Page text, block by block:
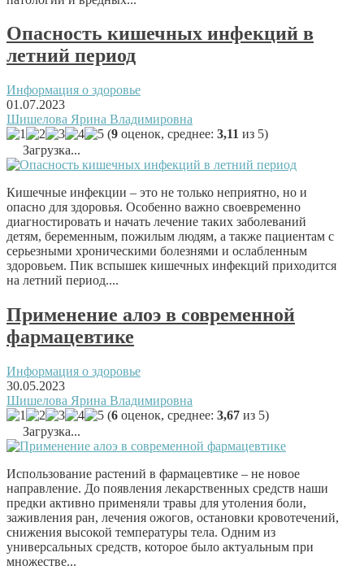
Опасность кишечных инфекций в
летний период
Информация о здоровье
01.07.2023
Шишелова Ярина Владимировна
(9 оценок, среднее: 3,11 из 5)
Загрузка...
Кишечные инфекции – это не только неприятно, но и
опасно для здоровья. Особенно важно своевременно
диагностировать и начать лечение таких заболеваний
детям, беременным, пожилым людям, а также пациентам с
серьезными хроническими болезнями и ослабленным
здоровьем. Пик вспышек кишечных инфекций приходится
на летний период....
Применение алоэ в современной
фармацевтике
Информация о здоровье
30.05.2023
Шишелова Ярина Владимировна
(6 оценок, среднее: 3,67 из 5)
Загрузка...
Использование растений в фармацевтике – не новое
направление. До появления лекарственных средств наши
предки активно применяли травы для утоления боли,
заживления ран, лечения ожогов, остановки кровотечений,
снижения высокой температуры тела. Одним из
универсальных средств, которое было актуальным при
множестве...